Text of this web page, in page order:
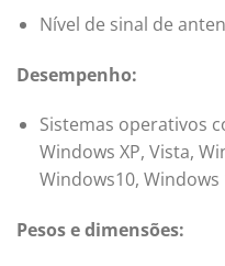
Nível de sinal de
Desempenho:
Sistemas operativos
Windows XP, Vista,
Windows10, Windows
Pesos e dimensões: